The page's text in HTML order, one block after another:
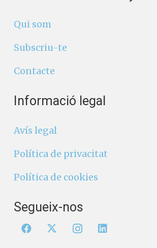
Qui som
Subscriu-te
Contacte
Informació legal
Avís legal
Política de privacitat
Política de cookies
Segueix-nos